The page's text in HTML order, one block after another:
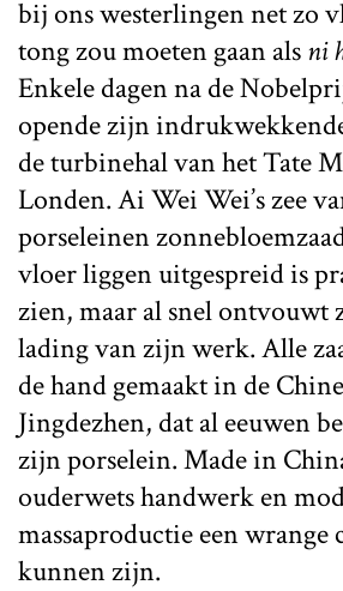
bij ons westerlingen net zo
tong zou moeten gaan alsni
Enkele dagen na de
opende zijn
de turbinehal van het Tate
Londen. Ai Wei Wei’s zee
porseleinen
vloer liggen uitgespreid is
zien, maar al snel ontvouwt
lading van zijn werk. Alle
de hand gemaakt in de
Jingdezhen, dat al eeuwen
zijn porselein. Made in
ouderwets handwerk en
massaproductie een
kunnen zijn.